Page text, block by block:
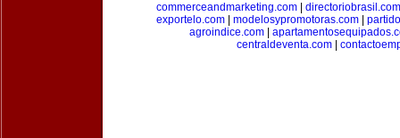
commerceandmarketing.com| directoriobrasil.com
exportelo.com
modelosypromotoras.com
agroindice.com
centraldeventa.com